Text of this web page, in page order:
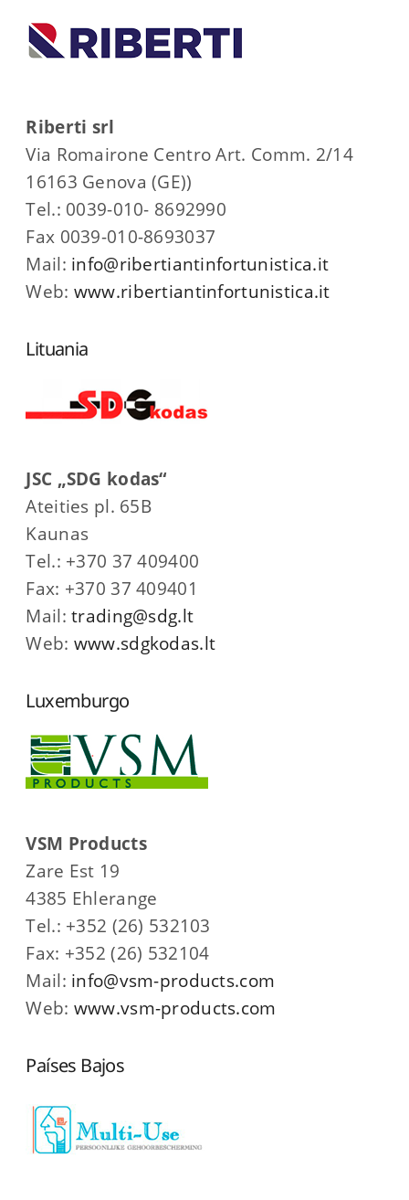
Riberti srl
Via Romairone Centro Art. Comm. 2/14
16163 Genova (GE))
Tel.: 0039-010- 8692990
Fax 0039-010-8693037
Mail: info@ribertiantinfortunistica.it
Web: www.ribertiantinfortunistica.it
Lituania
JSC „SDG kodas“
Ateities pl. 65B
Kaunas
Tel.: +370 37 409400
Fax: +370 37 409401
Mail:trading@sdg.lt
Web: www.sdgkodas.lt
Luxemburgo
VSM Products
Zare Est 19
4385 Ehlerange
Tel.: +352 (26) 532103
Fax: +352 (26) 532104
Mail: info@vsm-products.com
Web: www.vsm-products.com
Países Bajos